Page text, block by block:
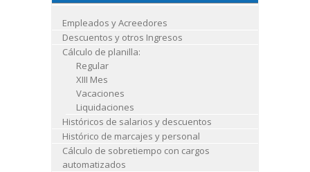
Empleados y Acreedores
Descuentos y otros Ingresos
Cálculo de planilla:
Regular
XIII Mes
Vacaciones
Liquidaciones
Históricos de salarios y descuentos
Histórico de marcajes y personal
Cálculo de sobretiempo con cargos
automatizados